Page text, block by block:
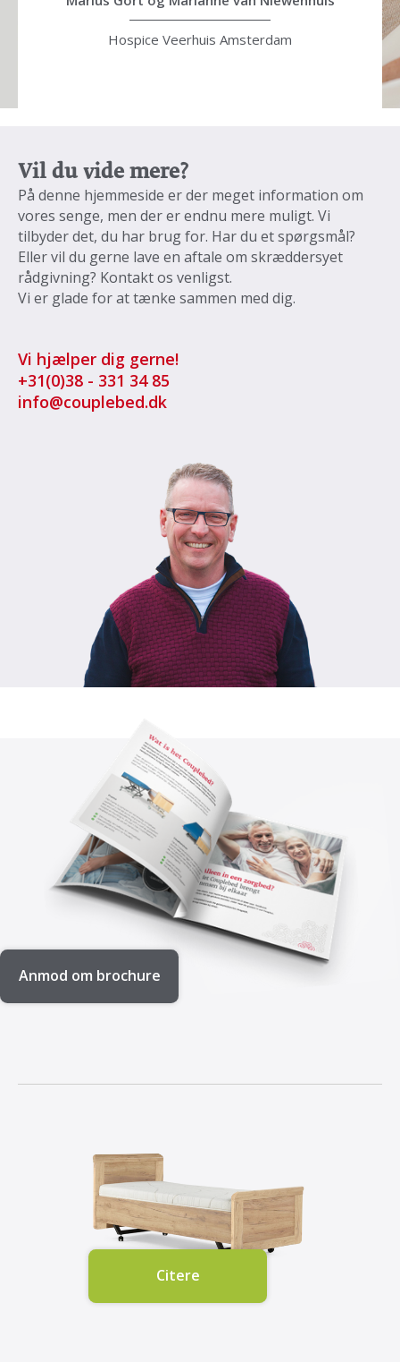
Slide 3 of 3.
Vil du vide mere?
På denne hjemmeside er der meget information om
vores senge, men der er endnu mere muligt. Vi
tilbyder det, du har brug for. Har du et spørgsmål?
Eller vil du gerne lave en aftale om skræddersyet
rådgivning? Kontakt os venligst.
Vi er glade for at tænke sammen med dig.
Vi hjælper dig gerne!
+31(0)38 - 331 34 85
info@couplebed.dk
Anmod om brochure
Citere